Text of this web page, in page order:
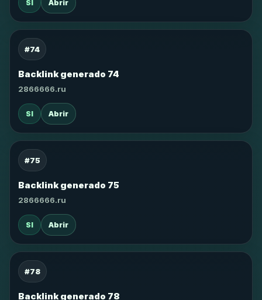
SI Abrir
#74
Backlink generado 74
2866666.ru
SI Abrir
#75
Backlink generado 75
2866666.ru
SI Abrir
#78
Backlink generado 78